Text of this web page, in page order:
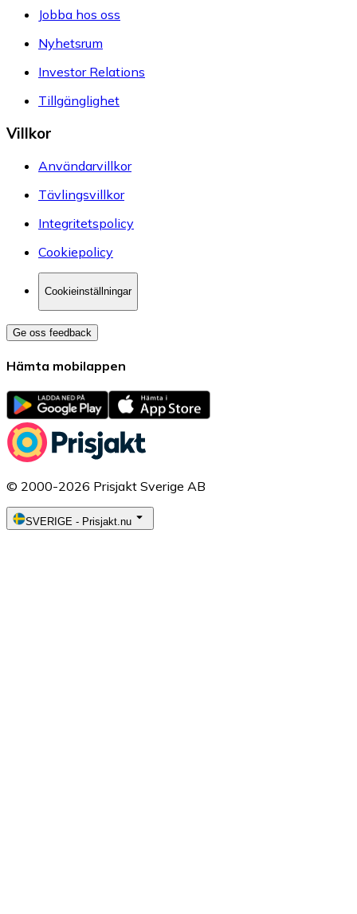
Jobba hos oss
Nyhetsrum
Investor Relations
Tillgänglighet
Villkor
Användarvillkor
Tävlingsvillkor
Integritetspolicy
Cookiepolicy
Cookieinställningar
Ge oss feedback
Hämta mobilappen
© 2000-2026 Prisjakt Sverige AB
SVERIGE - Prisjakt.nu